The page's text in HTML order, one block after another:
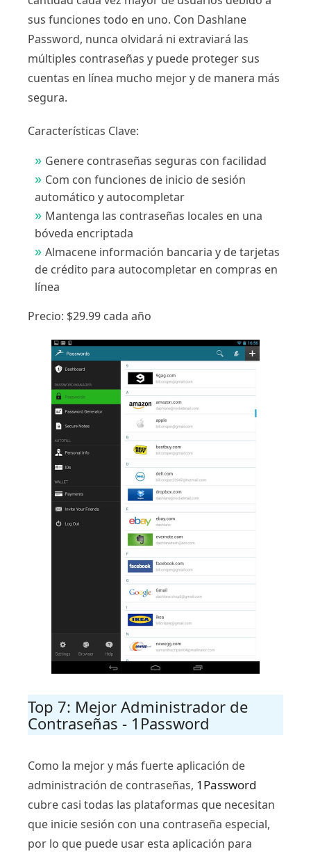
sus funciones todo en uno. Con Dashlane
Password, nunca olvidará ni extraviará las
múltiples contraseñas y puede proteger sus
cuentas en línea mucho mejor y de manera más
segura.
Características Clave:
Genere contraseñas seguras con facilidad
Com con funciones de inicio de sesión
automático y autocompletar
Mantenga las contraseñas locales en una
bóveda encriptada
Almacene información bancaria y de tarjetas
de crédito para autocompletar en compras en
línea
Precio: $29.99 cada año
Top 7: Mejor Administrador de
Contraseñas - 1Password
Como la mejor y más fuerte aplicación de
administración de contraseñas, 1Password
cubre casi todas las plataformas que necesitan
que inicie sesión con una contraseña especial,
por lo que puede usar esta aplicación para